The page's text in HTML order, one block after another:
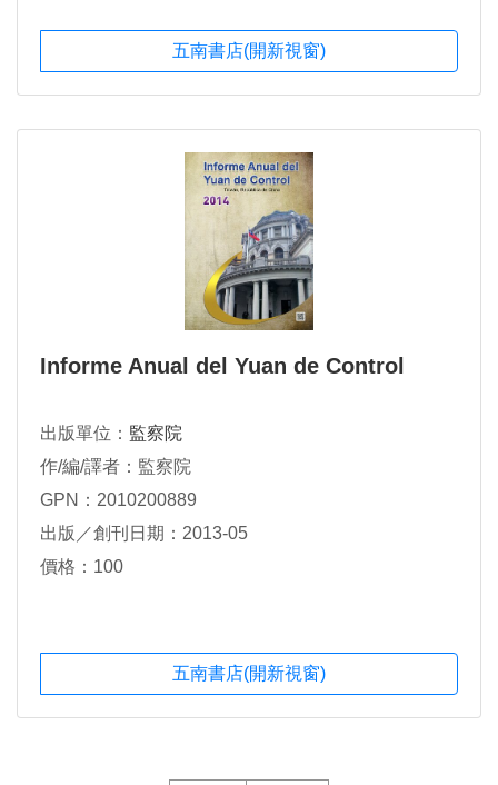
五南書店(開新視窗)
Informe Anual del Yuan de Control
出版單位： 監察院
作/編/譯者：監察院
GPN：2010200889
出版／創刊日期：2013-05
價格：100
五南書店(開新視窗)